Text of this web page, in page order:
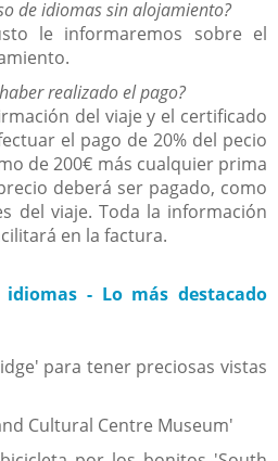
de idiomas sin alojamiento?
le informaremos sobre el
realizado el pago?
del viaje y el certificado
el pago de 20% del pecio
de 200€ más cualquier prima
deberá ser pagado, como
del viaje. Toda la información
en la factura.
idiomas - Lo más destacado
para tener preciosas vistas
Cultural Centre Museum'